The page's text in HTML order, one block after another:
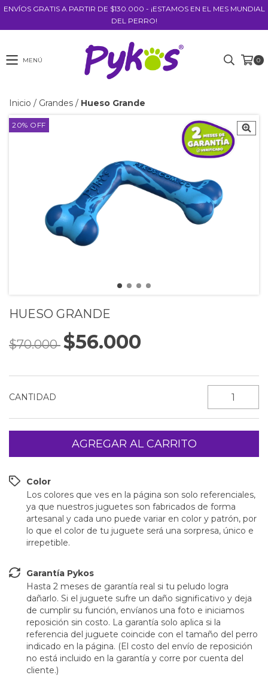
ENVÍOS GRATIS A PARTIR DE $130.000 - ¡ESTAMOS EN EL MES MUNDIAL
DEL PERRO!
MENÚ 0
Inicio / Grandes / Hueso Grande
20% OFF
HUESO GRANDE
$70.000 $56.000
CANTIDAD
Color
Los colores que ves en la página son solo referenciales,
ya que nuestros juguetes son fabricados de forma
artesanal y cada uno puede variar en color y patrón, por
lo que el color de tu juguete será una sorpresa, único e
irrepetible.
Garantía Pykos
Hasta 2 meses de garantía real si tu peludo logra
dañarlo. Si el juguete sufre un daño significativo y deja
de cumplir su función, envíanos una foto e iniciamos
reposición sin costo. La garantía solo aplica si la
referencia del juguete coincide con el tamaño del perro
indicado en la página. (El costo del envío de reposición
no está incluido en la garantía y corre por cuenta del
cliente.)